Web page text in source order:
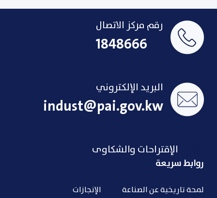
رقم مركز الاتصال
1848666
البريد الإلكتروني
indust@pai.gov.kw
الإقتراحات والشكاوى
روابط سريعة
لمحة تاريخية عن الصناعة الإنجازات